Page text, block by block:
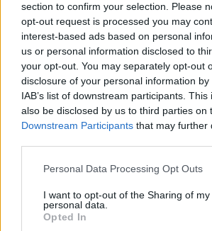
section to confirm your selection. Please
opt-out request is processed you may
interest-based ads based on personal
us or personal information disclosed to
your opt-out. You may separately opt-out
disclosure of your personal information
IAB’s list of downstream participants.
also be disclosed by us to third parties on
Downstream Participants that may further
Please note that this website/app uses
not limited to your visit or usage
grant or deny consent to Google and its
use your data for below specified
Personal Data Processing Opt Outs
I want to opt-out of the Sharing of my
personal data.
Opted In
Historia por la Universidad
mantiene una columna
urbana y políticas públicas.